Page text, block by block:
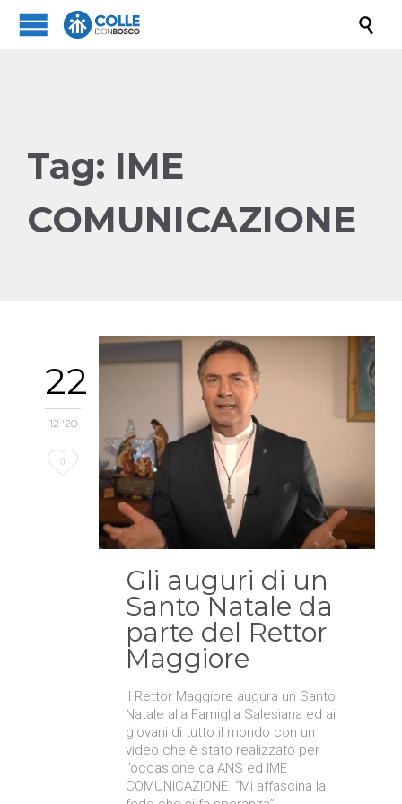

Tag: IME
COMUNICAZIONE
22
12 '20
Love
0
Gli auguri di un
Santo Natale da
parte del Rettor
Maggiore
Il Rettor Maggiore augura un Santo
Natale alla Famiglia Salesiana ed ai
giovani di tutto il mondo con un
video che è stato realizzato per
l’occasione da ANS ed IME
COMUNICAZIONE. “Mi affascina la